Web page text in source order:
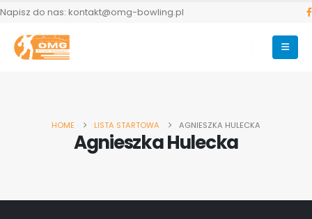
Napisz do nas: kontakt@omg-bowling.pl
HOME LISTA STARTOWA AGNIESZKA HULECKA
Agnieszka Hulecka